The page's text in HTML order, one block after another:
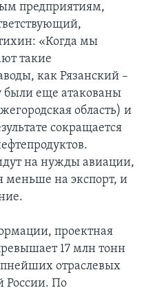
предприятиям,
«Когда мы
такие
как Рязанский –
были еще атакованы
область) и
сокращается
на нужды авиации,
меньше на экспорт, и
проектная
17 млн тонн
отраслевых
России. По